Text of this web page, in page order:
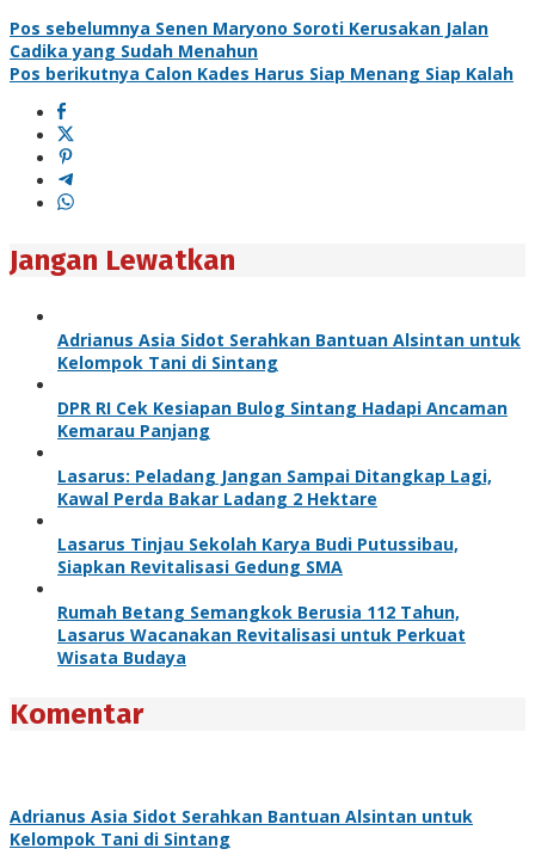
Pos sebelumnya Senen Maryono Soroti Kerusakan Jalan
Cadika yang Sudah Menahun
Pos berikutnya Calon Kades Harus Siap Menang Siap Kalah
Jangan Lewatkan
Adrianus Asia Sidot Serahkan Bantuan Alsintan untuk
Kelompok Tani di Sintang
DPR RI Cek Kesiapan Bulog Sintang Hadapi Ancaman
Kemarau Panjang
Lasarus: Peladang Jangan Sampai Ditangkap Lagi,
Kawal Perda Bakar Ladang 2 Hektare
Lasarus Tinjau Sekolah Karya Budi Putussibau,
Siapkan Revitalisasi Gedung SMA
Rumah Betang Semangkok Berusia 112 Tahun,
Lasarus Wacanakan Revitalisasi untuk Perkuat
Wisata Budaya
Komentar
Adrianus Asia Sidot Serahkan Bantuan Alsintan untuk
Kelompok Tani di Sintang